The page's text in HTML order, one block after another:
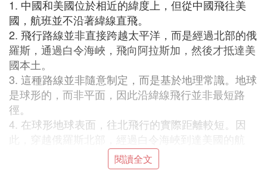
1. 中國和美國位於相近的緯度上，但從中國飛往美
國，航班並不沿著緯線直飛。
2. 飛行路線並非直接跨越太平洋，而是經過北部的俄
羅斯，通過白令海峽，飛向阿拉斯加，然後才抵達美
國本土。
3. 這種路線並非隨意制定，而是基於地理常識。地球
是球形的，而非平面，因此沿緯線飛行並非最短路
徑。
4. 在球形地球表面，往北飛行的實際距離較短。因
此，穿越俄羅斯北部，經過白令海峽到達美國的航
線，實際上是更短的路徑。
5. 此外，直接沿緯線飛向美國，飛機將會面臨廣闊的
閱讀全文